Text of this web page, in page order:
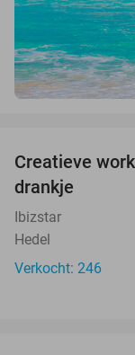
Creatieve
drankje
Ibizstar
Hedel
Verkocht: 246